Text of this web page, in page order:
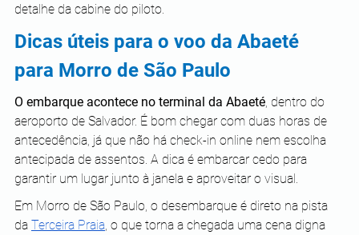
detalhe da cabine do piloto.
Dicas úteis para o voo da Abaeté
para Morro de São Paulo
O embarque acontece no terminal da Abaeté , dentro do
aeroporto de Salvador. É bom chegar com duas horas de
antecedência, já que não há check-in online nem escolha
antecipada de assentos. A dica é embarcar cedo para
garantir um lugar junto à janela e aproveitar o visual.
Em Morro de São Paulo, o desembarque é direto na pista
da Terceira Praia , o que torna a chegada uma cena digna